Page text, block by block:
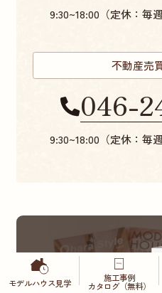
9:30~18:00（定休：毎
不動産売
046-
9:30~18:00（定休：毎
無料カタ
モデルハウス見学 施工事例
カタログ（無料）